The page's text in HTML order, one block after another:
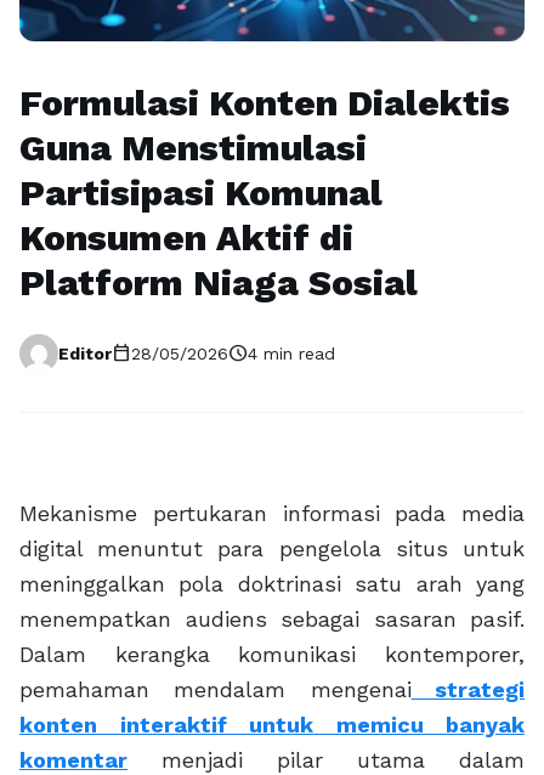
Formulasi Konten Dialektis
Guna Menstimulasi
Partisipasi Komunal
Konsumen Aktif di
Platform Niaga Sosial
Editorcalendar_today28/05/2026schedule4 min read
Mekanisme pertukaran informasi pada media
digital menuntut para pengelola situs untuk
meninggalkan pola doktrinasi satu arah yang
menempatkan audiens sebagai sasaran pasif.
Dalam kerangka komunikasi kontemporer,
pemahaman mendalam mengenaistrategi
konten interaktif untuk memicu banyak
komentar menjadi pilar utama dalam